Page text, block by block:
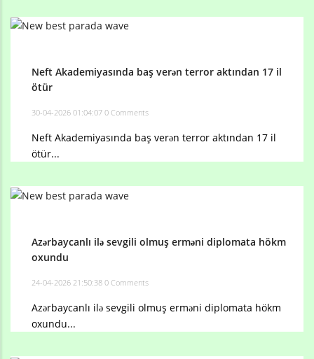
Neft Akademiyasında baş verən terror aktından 17 il
ötür
30-04-2026 01:04:07 0 Comments
Neft Akademiyasında baş verən terror aktından 17 il
ötür...
Azərbaycanlı ilə sevgili olmuş erməni diplomata hökm
oxundu
24-04-2026 21:50:38 0 Comments
Azərbaycanlı ilə sevgili olmuş erməni diplomata hökm
oxundu...